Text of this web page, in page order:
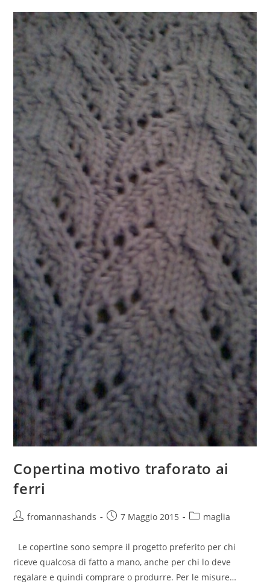
Copertina motivo traforato ai
ferri
Autorefromannashands
Articolo7 Maggio 2015
Categoria
maglia
Le copertine sono sempre il progetto preferito per chi
riceve qualcosa di fatto a mano, anche per chi lo deve
regalare e quindi comprare o produrre. Per le misure…